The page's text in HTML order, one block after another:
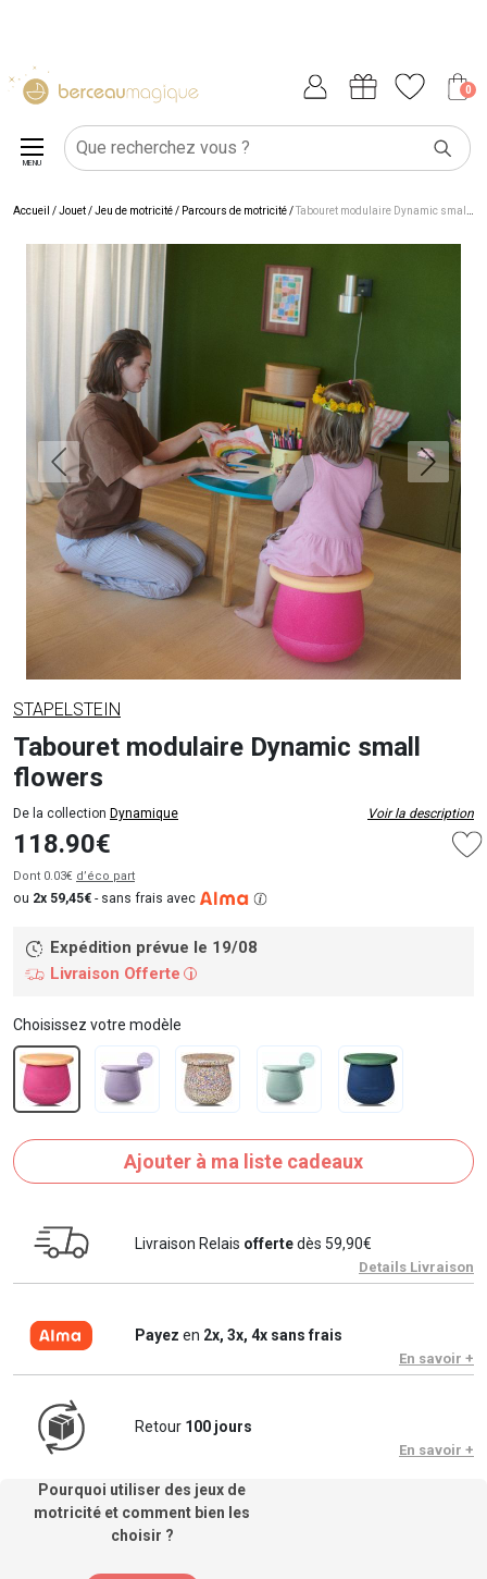
0
MENU
Accueil /Jouet/Jeu de motricité/ Parcours de motricité/Tabouret modulaire Dynamic small flowers
STAPELSTEIN
Tabouret modulaire Dynamic small
flowers
De la collection Dynamique Voir la description
118.90€
Dont 0.03€ d’éco part
ou 2x 59,45€ - sans frais avec
Expédition prévue le 19/08
Livraison Offerte
i
Choisissez votre modèle
Ajouter à ma liste cadeaux
Livraison Relais offertedès 59,90€
Details Livraison
Payez en 2x, 3x, 4x sans frais
En savoir +
Retour 100 jours
En savoir +
Pourquoi utiliser des jeux de
motricité et comment bien les
choisir ?